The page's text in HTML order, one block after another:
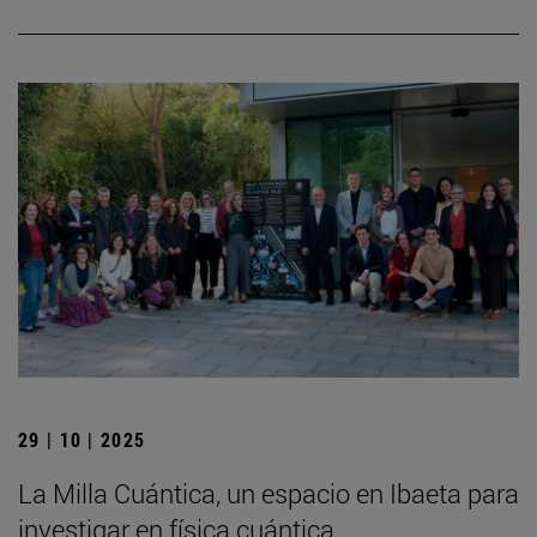
29 | 10 | 2025
La Milla Cuántica, un espacio en Ibaeta para
investigar en física cuántica